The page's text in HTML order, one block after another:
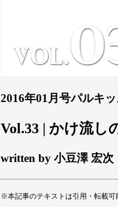
2016年01月号パルキ
Vol.33 | かけ流し
written by 小豆澤 宏次
※本記事のテキストは引用・転載可